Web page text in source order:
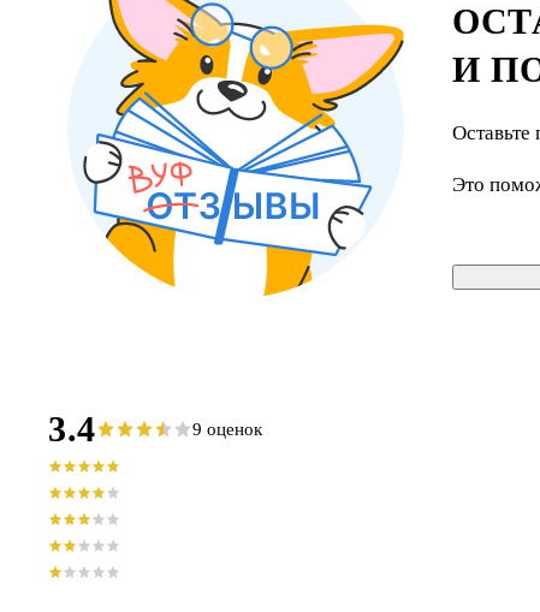
И
Оставьте
Это
3.4 9 оценок